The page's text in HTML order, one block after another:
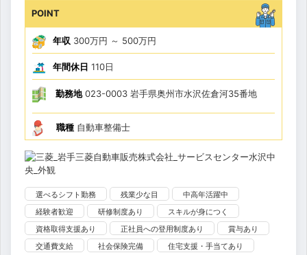
POINT
年収 300万円 ～ 500万円
年間休日 110日
勤務地023-0003 岩手県奥州市水沢佐倉河35番地
職種 自動車整備士
選べるシフト勤務 残業少な目
中高年活躍中
経験者歓迎
研修制度あり
スキルが身につく
資格取得支援あり
正社員への登用制度あり
賞与あり
交通費支給
社会保険完備
住宅支援・手当てあり